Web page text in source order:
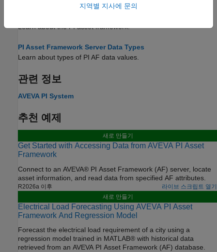
Learn about the PI asset framework.
PI Asset Framework Server Data Types
Learn about types of PI AF data values.
관련 정보
AVEVA PI System
추천 예제
새로 만들기
Get Started with Accessing Data from AVEVA PI Asset
Framework
Connect to an AVEVA® PI Asset Framework (AF) server, locate
asset information, and read data from specified AF attributes.
R2026a 이후
라이브 스크립트 열기
새로 만들기
Electrical Load Forecasting Using AVEVA PI Asset
Framework And Regression Model
Forecast the electrical load requirement of a city using a
regression model trained in MATLAB® with historical data
retrieved from an AVEVA PI Asset Framework (AF) database.
지역별 지사에 문의